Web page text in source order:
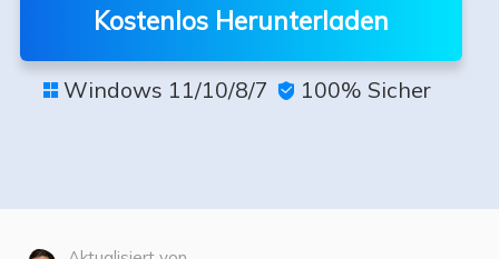
Kostenlos Herunterladen
 Windows 11/10/8/7  100% Sicher